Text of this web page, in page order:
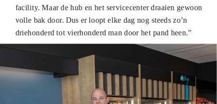
facility. Maar de hub en het servicecenter draaien gewoon
volle bak door. Dus er loopt elke dag nog steeds zo’n
driehonderd tot vierhonderd man door het pand heen.”